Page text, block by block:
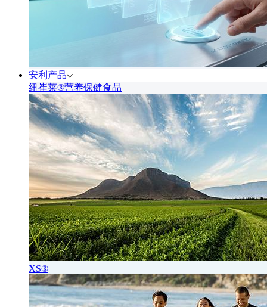
安利产品
纽崔莱®营养保健食品
XS®